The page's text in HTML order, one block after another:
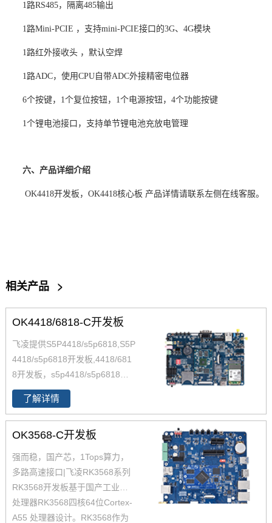
1路RS485，隔离485输出
1路Mini-PCIE ，支持mini-PCIE接口的3G、 4G模块
1路红外接收头 ，默认空焊
1路ADC，使用CPU自带ADC外接精密电位器
6个按键，1个复位按钮，1个电源按钮，4个功能按键
1个锂电池接口，支持单节锂电池充放电管理
六、产品详细介绍
OK4418开发板， OK4418核心板 产品详情请联系左侧在线客服。
相关产品 >
OK4418/6818-C开发板
飞凌提供S5P4418/s5p6818,S5P
4418/s5p6818开发板,4418/681
8开发板，s5p4418/s5p6818开
发板解决方案，S5p4418/s5p68
18多媒体解决方案，s5p4418硬
件解决方案，更多S5P4418/s5p
6818方案敬请联系飞凌嵌入式。
了解详情
OK3568-C开发板
强而稳，国产芯，1Tops算力，
多路高速接口|飞凌RK3568系列
RK3568开发板基于国产工业级AI
处理器RK3568四核64位Cortex-
A55 处理器设计。RK3568作为